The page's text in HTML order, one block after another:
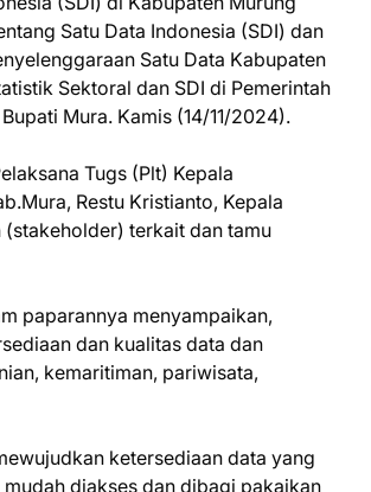
Satu Data Indonesia (SDI) dan
Satu Data Kabupaten
Sektoral dan SDI di Pemerintah
Mura. Kamis (14/11/2024).
Tugs (Plt) Kepala
Restu Kristianto, Kepala
terkait dan tamu
paparannya menyampaikan,
dan kualitas data dan
kemaritiman, pariwisata,
ketersediaan data yang
diakses dan dibagi pakaikan